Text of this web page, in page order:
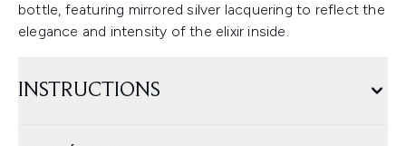
bottle, featuring mirrored silver lacquering to reflect the
elegance and intensity of the elixir inside.
INSTRUCTIONS